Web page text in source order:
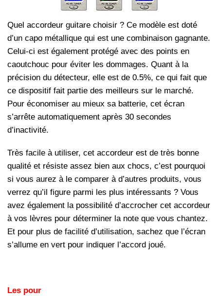
Quel accordeur guitare choisir ? Ce modèle est doté
d’un capo métallique qui est une combinaison gagnante.
Celui-ci est également protégé avec des points en
caoutchouc pour éviter les dommages. Quant à la
précision du détecteur, elle est de 0.5%, ce qui fait que
ce dispositif fait partie des meilleurs sur le marché.
Pour économiser au mieux sa batterie, cet écran
s’arrête automatiquement après 30 secondes
d’inactivité.
Très facile à utiliser, cet accordeur est de très bonne
qualité et résiste assez bien aux chocs, c’est pourquoi
si vous aurez à le comparer à d’autres produits, vous
verrez qu’il figure parmi les plus intéressants ? Vous
avez également la possibilité d’accrocher cet accordeur
à vos lèvres pour déterminer la note que vous chantez.
Et pour plus de facilité d’utilisation, sachez que l’écran
s’allume en vert pour indiquer l’accord joué.
Les pour